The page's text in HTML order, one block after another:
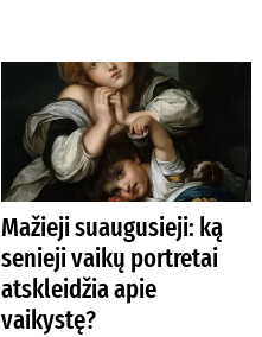
Mažieji suaugusieji: ką
senieji vaikų portretai
atskleidžia apie
vaikystę?